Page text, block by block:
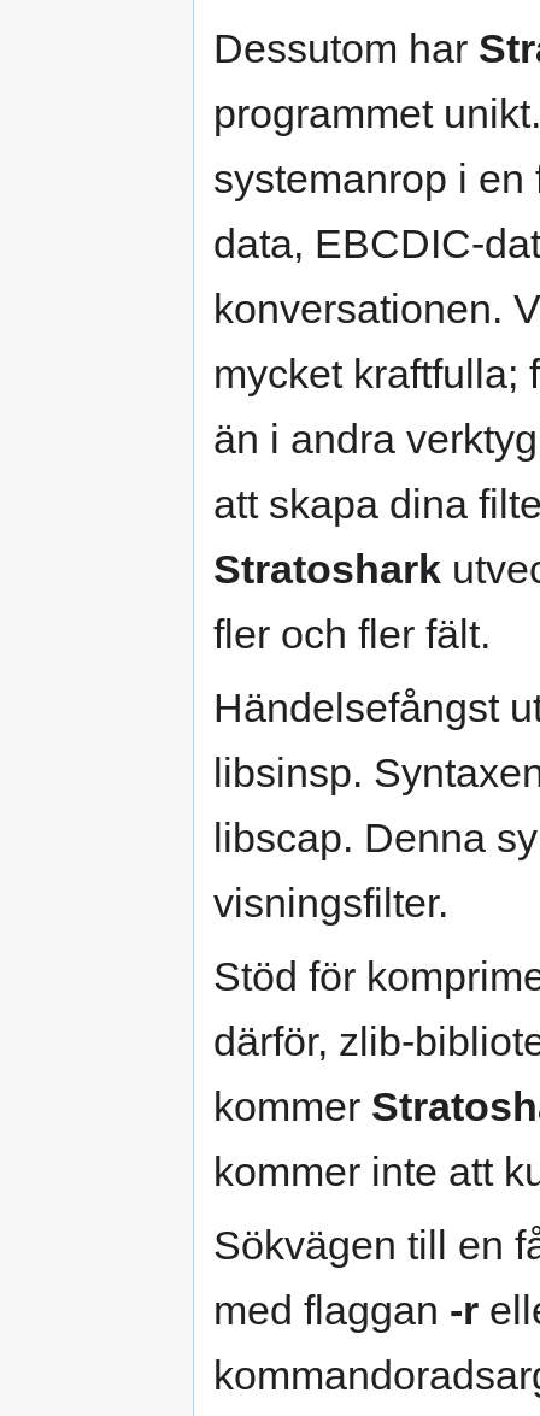
Dessutom har
programmet
systemanrop i
data, EBCDIC-
konversationen.
mycket kraftfulla;
än i andra
att skapa dina
Stratoshark
fler och fler fält.
Händelsefångst
libsinsp.
libscap. Denna
visningsfilter.
Stöd för
därför, zlib-
kommer
kommer inte att
Sökvägen till en
med flaggan -r